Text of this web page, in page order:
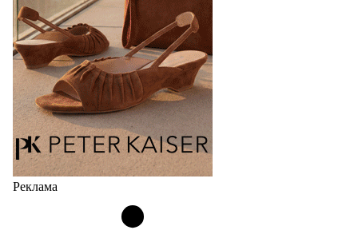
кроссовок обтекаемой формы и с тонкой подошвой).
Но в модели Miu Miu Bubble присутствует еще и…
05.08.2026 2117
Реклама